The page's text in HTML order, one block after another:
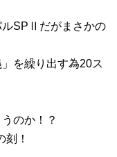
ルSPⅡだがまさかの
を繰り出す為20ス
のか！？
！